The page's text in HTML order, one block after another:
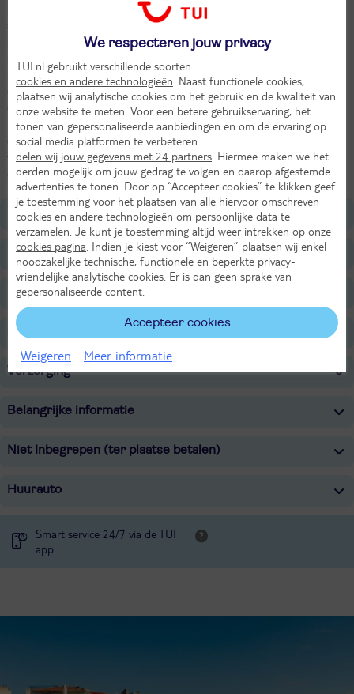
beroemde kunstenaar El Greco. Verwacht verrassende kleuren,
stijlvolle details en een vleugje kunst in elk hoekje. Ook het interieur
is bijzonder: het patroon dat je overal terugziet – van decoraties tot
schildertechnieken. Bovenop het hotel wacht je de kers op de taart:
de El Greco Cocktail & Wine Bar. Vanaf het dakterras geniet je van
een waanzinnig uitzicht over de haven, de stad én de Witte Bergen.
Perfect voor een drankje bij zonsondergang. Wandel na je drankje
door de smalle straatjes van Chania vol charme, historie en
verborgen pareltjes. El Greco Hotel is de ideale mix van kunst,
comfort en Kretenzische sfeer op Kreta.
Ligging
Faciliteiten
Restaurants/Bars
Overige informatie
Verzorging
Belangrijke informatie
Niet Inbegrepen (ter plaatse betalen)
Huurauto
Smart service 24/7 via de TUI
app
We respecteren jouw privacy
TUI.nl gebruikt verschillende soorten
cookies en andere technologieën . Naast functionele cookies,
plaatsen wij analytische cookies om het gebruik en de kwaliteit van
onze website te meten. Voor een betere gebruikservaring, het
tonen van gepersonaliseerde aanbiedingen en om de ervaring op
social media platformen te verbeteren
delen wij jouw gegevens met 24 partners . Hiermee maken we het
derden mogelijk om jouw gedrag te volgen en daarop afgestemde
advertenties te tonen. Door op “Accepteer cookies” te klikken geef
je toestemming voor het plaatsen van alle hiervoor omschreven
cookies en andere technologieën om persoonlijke data te
verzamelen. Je kunt je toestemming altijd weer intrekken op onze
cookies pagina . Indien je kiest voor “Weigeren” plaatsen wij enkel
noodzakelijke technische, functionele en beperkte privacy-
vriendelijke analytische cookies. Er is dan geen sprake van
gepersonaliseerde content.
Accepteer cookies
Weigeren Meer informatie